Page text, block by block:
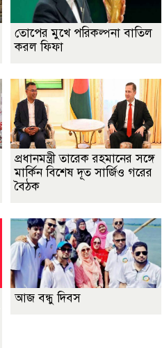
তোপের মুখে পরিকল্পনা বাতিল
করল ফিফা
প্রধানমন্ত্রী তারেক রহমানের সঙ্গে
মার্কিন বিশেষ দূত সার্জিও গরের
বৈঠক
আজ বন্ধু দিবস